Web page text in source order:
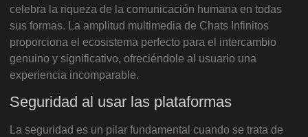
celebra la riqueza de la comunicación humana en todas
sus formas. La amplitud multimedia de Chats Infinitos
proporciona el ecosistema perfecto para el intercambio
genuino y significativo, ofreciéndole al usuario una
experiencia incomparable.
Seguridad al usar las plataformas
La seguridad es un pilar fundamental cuando se trata de